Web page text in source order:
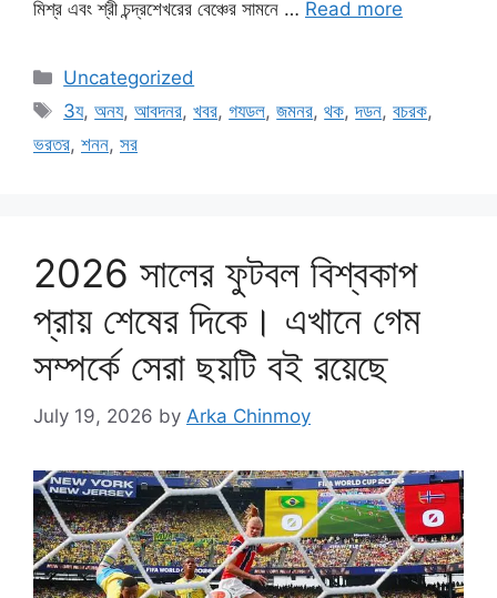
মিশ্র এবং শ্রী চন্দ্রশেখরের বেঞ্চের সামনে … Read more
Categories
Uncategorized
Tags
3য,অনয,আবদনর,খবর,গযডল,জমনর,থক,দডন,বচরক,
ভরতর, শনন, সর
2026 সালের ফুটবল বিশ্বকাপ
প্রায় শেষের দিকে। এখানে গেম
সম্পর্কে সেরা ছয়টি বই রয়েছে
July 19, 2026 by Arka Chinmoy